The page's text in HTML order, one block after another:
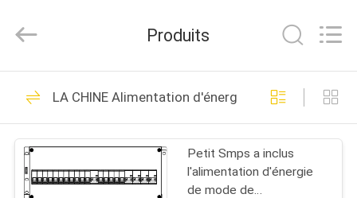
MAISON
PRODUITS
AU
corporate
limited.
Reserved.
Solutions hybrides
de puissance
25
Produits
LA CHINE Alimentation d'énergie incluse de
Petit Smps a inclus
l'alimentation d'énergie
de mode de